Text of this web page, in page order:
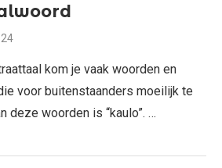
kom je vaak woorden en
voor buitenstaanders moeilijk te
deze woorden is “kaulo”. …